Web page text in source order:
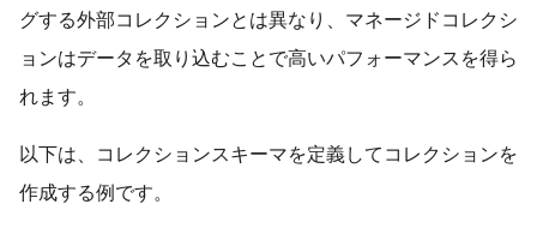
グする外部コレクションとは異なり、マネージドコレクシ
ョンはデータを取り込むことで高いパフォーマンスを得ら
れます。
以下は、コレクションスキーマを定義してコレクションを
作成する例です。